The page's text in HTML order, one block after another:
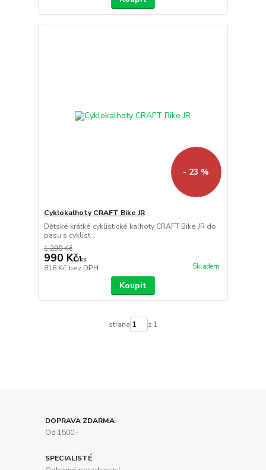
- 23 %
Cyklokalhoty CRAFT Bike JR
Dětské krátké cyklistické kalhoty CRAFT Bike JR do
pasu s cyklist...
1 290 Kč
990 Kč/ks
818 Kč bez DPH Skladem
Koupit
strana z 1
DOPRAVA ZDARMA
Od 1500,-
SPECIALISTÉ